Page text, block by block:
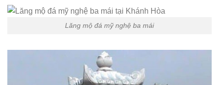
Lăng mộ đá mỹ nghệ ba mái